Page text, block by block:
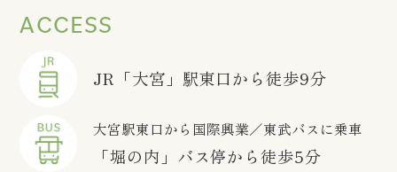
ACCESS
JR「大宮」駅東口から徒歩9分
大宮駅東口から国際興業／東武バスに乗車
「堀の内」バス停から徒歩5分